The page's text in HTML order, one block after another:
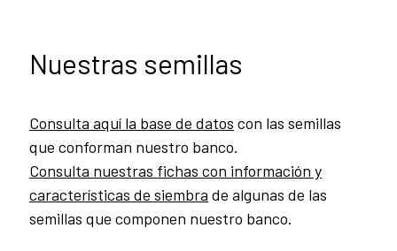
Nuestras semillas
Consulta aquí la base de datos con las semillas
que conforman nuestro banco.
Consulta nuestras fichas con información y
características de siembra de algunas de las
semillas que componen nuestro banco.